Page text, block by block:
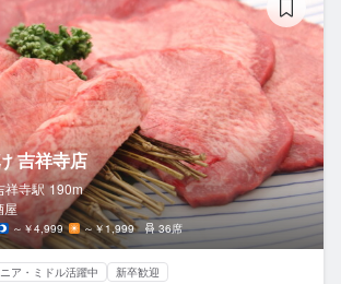
吉祥寺店
祥寺駅 190m
屋
～￥4,999 ～￥1,999 36席
ア・ミドル活躍中 新卒歓迎